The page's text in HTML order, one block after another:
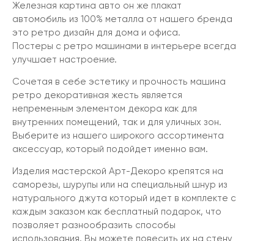
Железная картина авто он же плакат
автомобиль из 100% металла от нашего бренда
это ретро дизайн для дома и офиса.
Постеры с ретро машинами в интерьере всегда
улучшает настроение.
Сочетая в себе эстетику и прочность машина
ретро декоративная жесть является
непременным элементом декора как для
внутренних помещений, так и для уличных зон.
Выберите из нашего широкого ассортимента
аксессуар, который подойдет именно вам.
Изделия мастерской Арт-Декоро крепятся на
саморезы, шурупы или на специальный шнур из
натурального джута который идет в комплекте с
каждым заказом как бесплатный подарок, что
позволяет разнообразить способы
использования. Вы можете повесить их на стену